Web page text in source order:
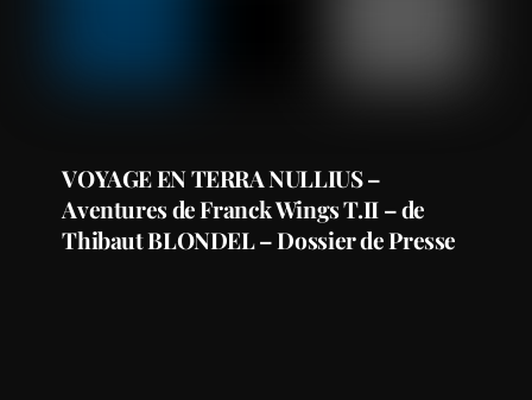
VOYAGE EN TERRA NULLIUS –
Aventures de Franck Wings T.II – de
Thibaut BLONDEL – Dossier de Presse